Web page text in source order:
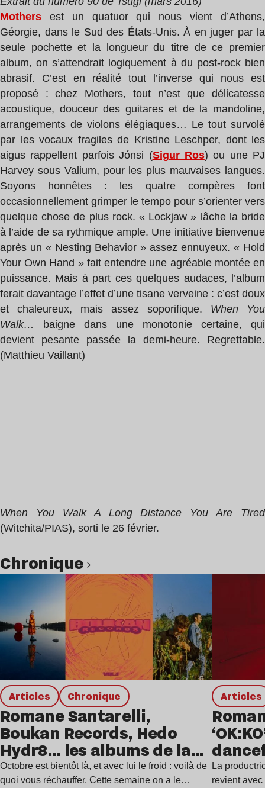
Mothers est un quatuor qui nous vient d’Athens,
Géorgie, dans le Sud des États-Unis. À en juger par la
seule pochette et la longueur du titre de ce premier
album, on s’attendrait logiquement à du post-rock bien
abrasif. C’est en réalité tout l’inverse qui nous est
proposé : chez Mothers, tout n’est que délicatesse
acoustique, douceur des guitares et de la mandoline,
arrangements de violons élégiaques… Le tout survolé
par les vocaux fragiles de Kristine Leschper, dont les
aigus rappellent parfois Jónsi (Sigur Ros) ou une PJ
Harvey sous Valium, pour les plus mauvaises langues.
Soyons honnêtes : les quatre compères font
occasionnellement grimper le tempo pour s’orienter vers
quelque chose de plus rock. « Lockjaw » lâche la bride
à l’aide de sa rythmique ample. Une initiative bienvenue
après un « Nesting Behavior » assez ennuyeux. « Hold
Your Own Hand » fait entendre une agréable montée en
puissance. Mais à part ces quelques audaces, l’album
ferait davantage l’effet d’une tisane verveine : c’est doux
et chaleureux, mais assez soporifique. When You
Walk…
baigne dans une monotonie certaine, qui
devient pesante passée la demi-heure. Regrettable.
(Matthieu Vaillant)
When You Walk A Long Distance You Are Tired
(Witchita/PIAS), sorti le 26 février.
chronique
Articles chronique
Romane Santarelli,
Boukan Records, Hedo
Hydr8… les albums de la
semaine
Octobre est bientôt là, et avec lui le froid : voilà de
quoi vous réchauffer. Cette semaine on a le…
Articles
La
revient
Lire l’article